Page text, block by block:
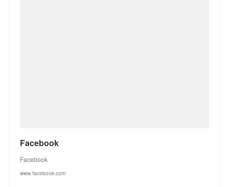
Facebook
Facebook
www.facebook.com